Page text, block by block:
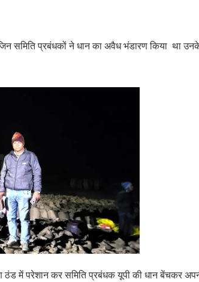
समिति प्रबंधकों ने धान का अवैध भंडारण किया था
ठंड में परेशान कर समिति प्रबंधक यूपी की धान बेंचकर